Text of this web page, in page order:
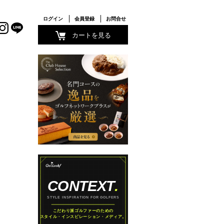
ログイン 会員登録 お問合せ
カートを見る